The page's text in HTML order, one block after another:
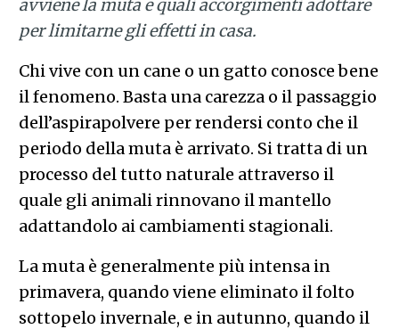
avviene la muta e quali accorgimenti adottare
per limitarne gli effetti in casa.
Chi vive con un cane o un gatto conosce bene
il fenomeno. Basta una carezza o il passaggio
dell’aspirapolvere per rendersi conto che il
periodo della muta è arrivato. Si tratta di un
processo del tutto naturale attraverso il
quale gli animali rinnovano il mantello
adattandolo ai cambiamenti stagionali.
La muta è generalmente più intensa in
primavera, quando viene eliminato il folto
sottopelo invernale, e in autunno, quando il